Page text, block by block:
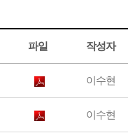
파일 작성자
이수현
이수현